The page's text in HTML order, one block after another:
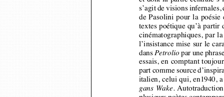
de Pasolini pour la
textes poétique qu’à
cinématographiques, par
l’insistance mise sur le
dans Petroliopar une
essais, en comptant
part comme source
italien, celui qui, en1940,
gans Wake.
plusieurs poètes
Cesare Ruffato). Ils y